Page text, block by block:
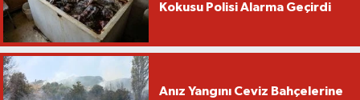
Kokusu Polisi Alarma Geçirdi
Anız Yangını Ceviz Bahçelerine